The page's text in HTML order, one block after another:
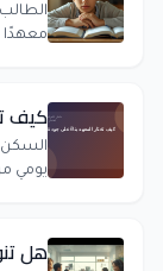
معهدًا
كيف
السكن
يومي
هل